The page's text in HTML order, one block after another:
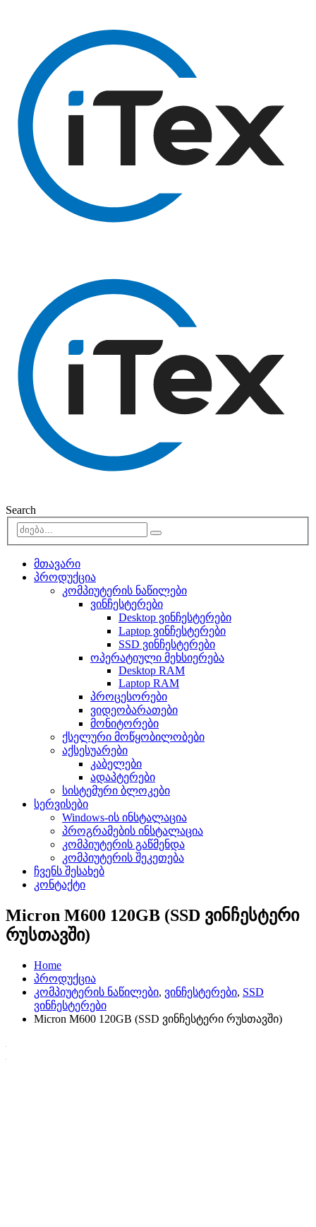
Search
მთავარი
პროდუქცია
კომპიუტერის ნაწილები
ვინჩესტერები
Desktop ვინჩესტერები
Laptop ვინჩესტერები
SSD ვინჩესტერები
ოპერატიული მეხსიერება
Desktop RAM
Laptop RAM
პროცესორები
ვიდეობარათები
მონიტორები
ქსელური მოწყობილობები
აქსესუარები
კაბელები
ადაპტერები
სისტემური ბლოკები
სერვისები
Windows-ის ინსტალაცია
პროგრამების ინსტალაცია
კომპიუტერის გაწმენდა
კომპიუტერის შეკეთება
ჩვენს შესახებ
კონტაქტი
Micron M600 120GB (SSD ვინჩესტერი
რუსთავში)
Home
პროდუქცია
კომპიუტერის ნაწილები, ვინჩესტერები, SSD
ვინჩესტერები
Micron M600 120GB (SSD ვინჩესტერი რუსთავში)